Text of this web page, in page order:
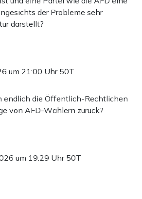
der Probleme sehr
darstellt?
um 21:00 Uhr 50T
endlich die Öffentlich-Rechtlichen
von AFD-Wählern zurück?
um 19:29 Uhr 50T